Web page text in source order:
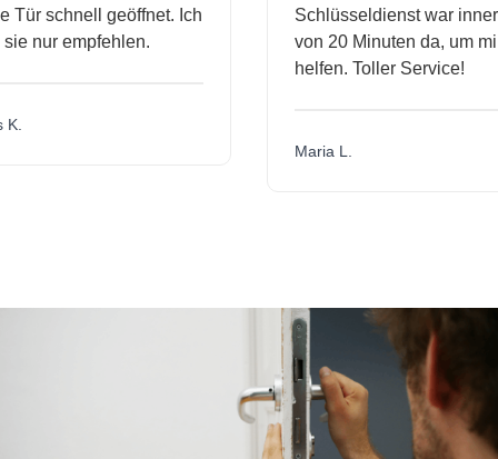
schnell geöffnet. Ich
nur empfehlen.
Schlüsseldienst war
von 20 Minuten da, um mir
helfen. Toller Service!
Maria L.